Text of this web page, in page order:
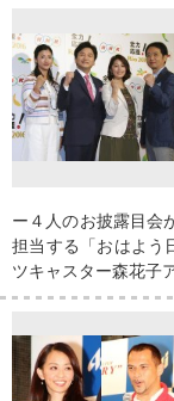
ー４人のお披露目
担当する「おはよう
ツキャスター森花子